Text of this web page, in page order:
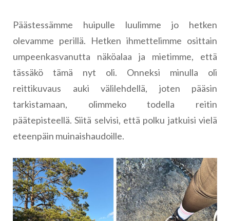
Päästessämme huipulle luulimme jo hetken
olevamme perillä. Hetken ihmettelimme osittain
umpeenkasvanutta näköalaa ja mietimme, että
tässäkö tämä nyt oli. Onneksi minulla oli
reittikuvaus auki välilehdellä, joten pääsin
tarkistamaan, olimmeko todella reitin
päätepisteellä. Siitä selvisi, että polku jatkuisi vielä
eteenpäin muinaishaudoille.